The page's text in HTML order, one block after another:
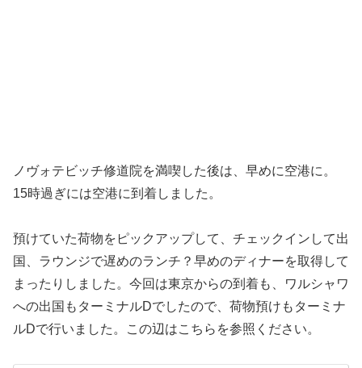
ノヴォテビッチ修道院を満喫した後は、早めに空港に。
15時過ぎには空港に到着しました。
預けていた荷物をピックアップして、チェックインして出
国、ラウンジで遅めのランチ？早めのディナーを取得して
まったりしました。今回は東京からの到着も、ワルシャワ
への出国もターミナルDでしたので、荷物預けもターミナ
ルDで行いました。この辺はこちらを参照ください。